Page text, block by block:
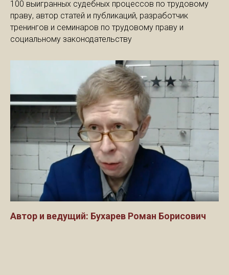
100 выигранных судебных процессов по трудовому
праву, автор статей и публикаций, разработчик
тренингов и семинаров по трудовому праву и
социальному законодательству
Автор и ведущий: Бухарев Роман Борисович